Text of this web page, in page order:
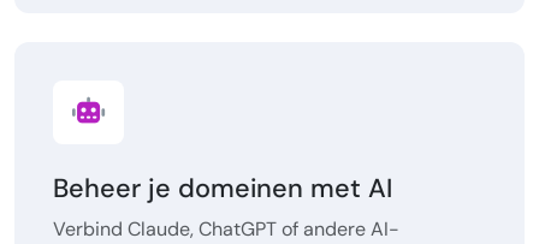
Beheer je domeinen met AI
Verbind Claude, ChatGPT of andere AI-